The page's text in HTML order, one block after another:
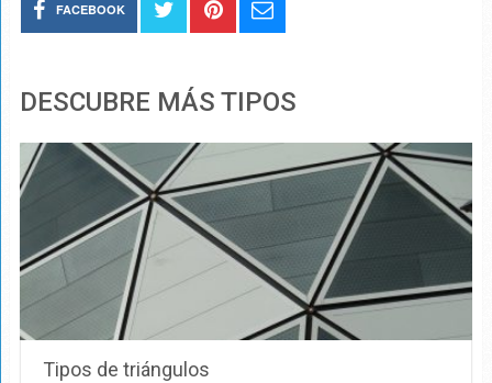
FACEBOOK
DESCUBRE MÁS TIPOS
Tipos de triángulos